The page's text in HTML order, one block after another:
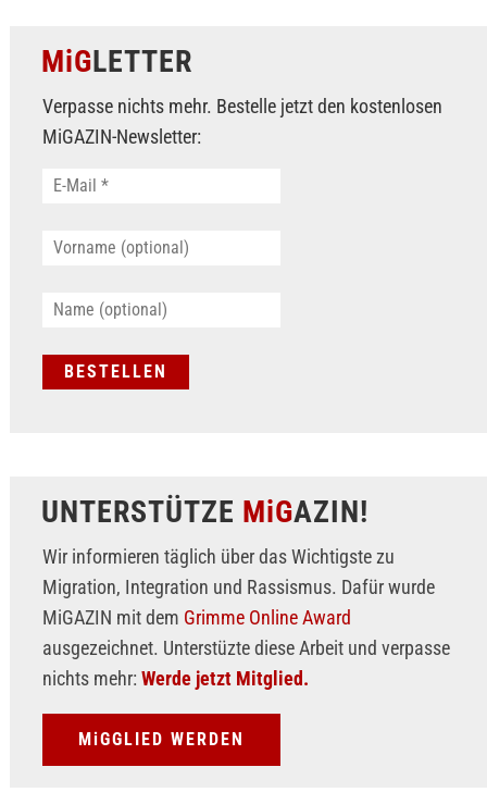
MiGLETTER
Verpasse nichts mehr. Bestelle jetzt den kostenlosen
MiGAZIN-Newsletter:
UNTERSTÜTZE MiGAZIN!
Wir informieren täglich über das Wichtigste zu
Migration, Integration und Rassismus. Dafür wurde
MiGAZIN mit dem Grimme Online Award
ausgezeichnet. Unterstüzte diese Arbeit und verpasse
nichts mehr: Werde jetzt Mitglied.
MiGGLIED WERDEN